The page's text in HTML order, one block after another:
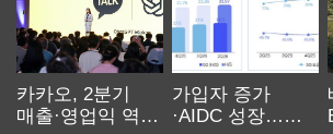
카카오, 2분기
매출·영업익 역대
가입자 증가
·AIDC 성장…